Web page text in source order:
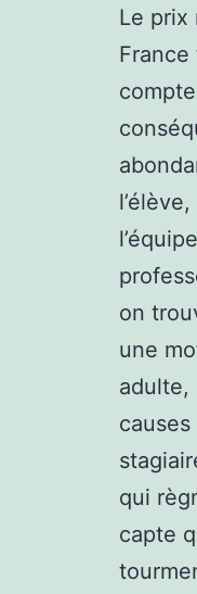
Le prix
on
une
adulte,
qui
capte